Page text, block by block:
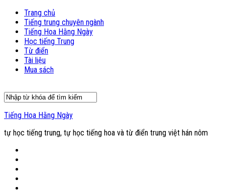
Trang chủ
Tiếng trung chuyên ngành
Tiếng Hoa Hằng Ngày
Học tiếng Trung
Từ điển
Tài liệu
Mua sách
Tiếng Hoa Hằng Ngày
tự học tiếng trung, tự học tiếng hoa và từ điển trung việt hán nôm